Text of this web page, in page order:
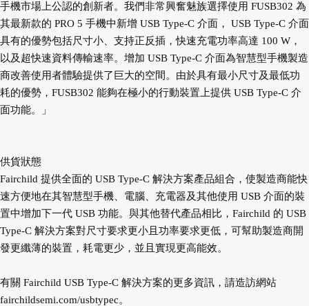
手機市場上公認的創新者。我們非常興奮魅族選擇使用 FUSB302 為
其最新款的 PRO 5 手機中新增 USB Type-C 介面， USB Type-C 介面
具有的優勢包括尺寸小、支持正反插，快速充電功率高達 100 W，
以及超快速資料傳輸速率。增加 USB Type-C 介面為智慧型手機製造
商改善使用者體驗提供了巨大的空間。由於具有最小尺寸及最低功
耗的優勢，FUSB302 能夠在極小的行動裝置上提供 USB Type-C 介
面功能。」
供貨狀態
Fairchild 提供全面的 USB Type-C 解決方案產品組合，使製造商能快
速方便地在其智慧型手機、電腦、充電器及其他使用 USB 介面的裝
置中增加下一代 USB 功能。與其他替代產品相比，Fairchild 的 USB
Type-C 解決方案對尺寸要求更小且功率要求更低，可幫助製造商開
發更纖薄的裝置，耗電更少，並且實現更高能效。
有關 Fairchild USB Type-C 解決方案的更多資訊，請造訪網站
fairchildsemi.com/usbtypec。